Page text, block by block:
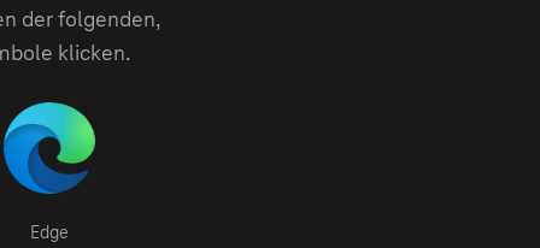
der folgenden,
klicken.
Edge